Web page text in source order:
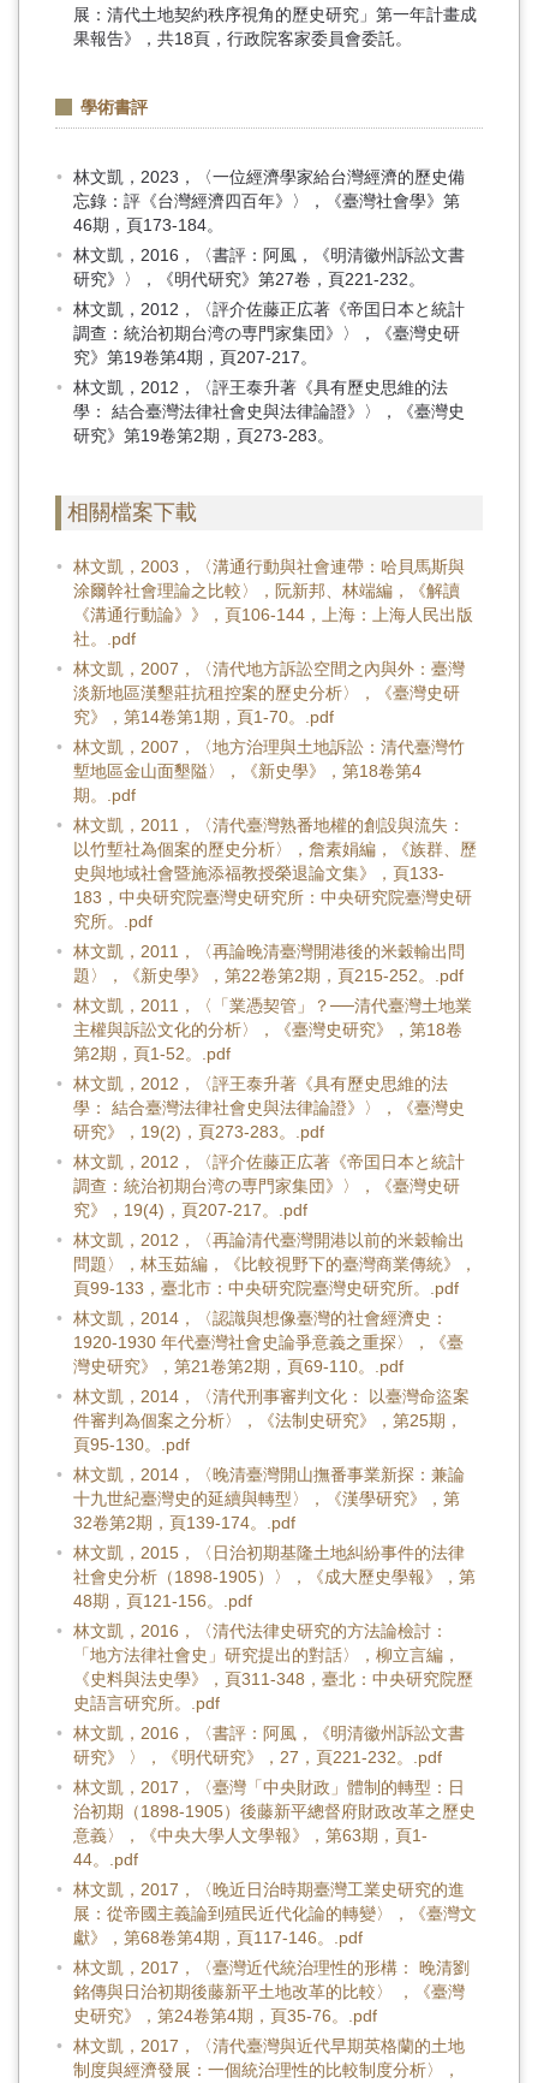
展：清代土地契約秩序視角的歷史研究」第一年計畫成
果報告》，共18頁，行政院客家委員會委託。
學術書評
林文凱，2023，〈一位經濟學家給台灣經濟的歷史備
忘錄：評《台灣經濟四百年》〉，《臺灣社會學》第
46期，頁173-184。
林文凱，2016，〈書評：阿風，《明清徽州訴訟文書
研究》〉，《明代研究》第27卷，頁221-232。
林文凱，2012，〈評介佐藤正広著《帝囯日本と統計
調查：統治初期台湾の専門家集団》〉，《臺灣史研
究》第19卷第4期，頁207-217。
林文凱，2012，〈評王泰升著《具有歷史思維的法
學： 結合臺灣法律社會史與法律論證》〉，《臺灣史
研究》第19卷第2期，頁273-283。
相關檔案下載
林文凱，2003，〈溝通行動與社會連帶：哈貝馬斯與
涂爾幹社會理論之比較〉，阮新邦、林端編，《解讀
《溝通行動論》》，頁106-144，上海：上海人民出版
社。.pdf
林文凱，2007，〈清代地方訴訟空間之內與外：臺灣
淡新地區漢墾莊抗租控案的歷史分析〉，《臺灣史研
究》，第14卷第1期，頁1-70。.pdf
林文凱，2007，〈地方治理與土地訴訟：清代臺灣竹
塹地區金山面墾隘〉，《新史學》，第18卷第4
期。.pdf
林文凱，2011，〈清代臺灣熟番地權的創設與流失：
以竹塹社為個案的歷史分析〉，詹素娟編，《族群、歷
史與地域社會暨施添福教授榮退論文集》，頁133-
183，中央研究院臺灣史研究所：中央研究院臺灣史研
究所。.pdf
林文凱，2011，〈再論晚清臺灣開港後的米穀輸出問
題〉，《新史學》，第22卷第2期，頁215-252。.pdf
林文凱，2011，〈「業憑契管」？──清代臺灣土地業
主權與訴訟文化的分析〉，《臺灣史研究》，第18卷
第2期，頁1-52。.pdf
林文凱，2012，〈評王泰升著《具有歷史思維的法
學： 結合臺灣法律社會史與法律論證》〉，《臺灣史
研究》，19(2)，頁273-283。.pdf
林文凱，2012，〈評介佐藤正広著《帝囯日本と統計
調查：統治初期台湾の専門家集団》〉，《臺灣史研
究》，19(4)，頁207-217。.pdf
林文凱，2012，〈再論清代臺灣開港以前的米穀輸出
問題〉，林玉茹編，《比較視野下的臺灣商業傳統》，
頁99-133，臺北市：中央研究院臺灣史研究所。.pdf
林文凱，2014，〈認識與想像臺灣的社會經濟史：
1920-1930 年代臺灣社會史論爭意義之重探〉，《臺
灣史研究》，第21卷第2期，頁69-110。.pdf
林文凱，2014，〈清代刑事審判文化： 以臺灣命盜案
件審判為個案之分析〉，《法制史研究》，第25期，
頁95-130。.pdf
林文凱，2014，〈晚清臺灣開山撫番事業新探：兼論
十九世紀臺灣史的延續與轉型〉，《漢學研究》，第
32卷第2期，頁139-174。.pdf
林文凱，2015，〈日治初期基隆土地糾紛事件的法律
社會史分析（1898-1905）〉，《成大歷史學報》，第
48期，頁121-156。.pdf
林文凱，2016，〈清代法律史研究的方法論檢討：
「地方法律社會史」研究提出的對話〉，柳立言編，
《史料與法史學》，頁311-348，臺北：中央研究院歷
史語言研究所。.pdf
林文凱，2016，〈書評：阿風，《明清徽州訴訟文書
研究》 〉，《明代研究》，27，頁221-232。.pdf
林文凱，2017，〈臺灣「中央財政」體制的轉型：日
治初期（1898-1905）後藤新平總督府財政改革之歷史
意義〉，《中央大學人文學報》，第63期，頁1-
44。.pdf
林文凱，2017，〈晚近日治時期臺灣工業史研究的進
展：從帝國主義論到殖民近代化論的轉變〉，《臺灣文
獻》，第68卷第4期，頁117-146。.pdf
林文凱，2017，〈臺灣近代統治理性的形構： 晚清劉
銘傳與日治初期後藤新平土地改革的比較〉 ，《臺灣
史研究》，第24卷第4期，頁35-76。.pdf
林文凱，2017，〈清代臺灣與近代早期英格蘭的土地
制度與經濟發展：一個統治理性的比較制度分析〉，